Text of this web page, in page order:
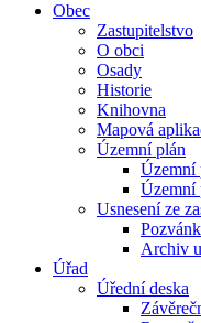
Obec
Zastupitelstvo
O obci
Osady
Historie
Knihovna
Mapová
Územní plán
Územní
Územní
Usnesení ze
Archiv
Úřad
Úřední deska